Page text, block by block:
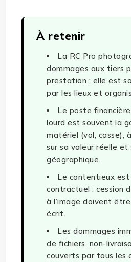
À retenir
La RC Pro
dommages aux tiers
prestation ; elle est
par les lieux et
Le poste
lourd est souvent la
matériel (vol, casse),
sur sa valeur réelle et
géographique.
Le contentieux
contractuel : cession
à l’image doivent
écrit.
Les dommages
de fichiers, non-
couverts par tous les